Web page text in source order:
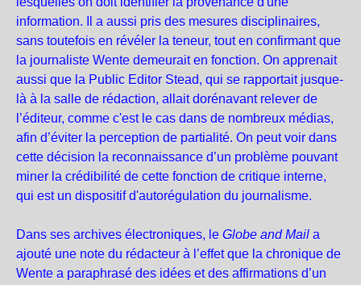
information. Il a aussi pris des mesures disciplinaires,
sans toutefois en révéler la teneur, tout en confirmant que
la journaliste Wente demeurait en fonction. On apprenait
aussi que la Public Editor Stead, qui se rapportait jusque-
là à la salle de rédaction, allait dorénavant relever de
l’éditeur, comme c'est le cas dans de nombreux médias,
afin d’éviter la perception de partialité. On peut voir dans
cette décision la reconnaissance d’un problème pouvant
miner la crédibilité de cette fonction de critique interne,
qui est un dispositif d'autorégulation du journalisme.
Dans ses archives électroniques, le Globe and Mail a
ajouté une note du rédacteur à l’effet que la chronique de
Wente a paraphrasé des idées et des affirmations d’un